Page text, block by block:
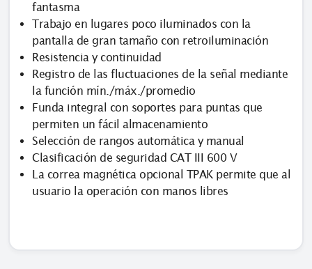
fantasma
Trabajo en lugares poco iluminados con la
pantalla de gran tamaño con retroiluminación
Resistencia y continuidad
Registro de las fluctuaciones de la señal mediante
la función mín./máx./promedio
Funda integral con soportes para puntas que
permiten un fácil almacenamiento
Selección de rangos automática y manual
Clasificación de seguridad CAT III 600 V
La correa magnética opcional TPAK permite que al
usuario la operación con manos libres